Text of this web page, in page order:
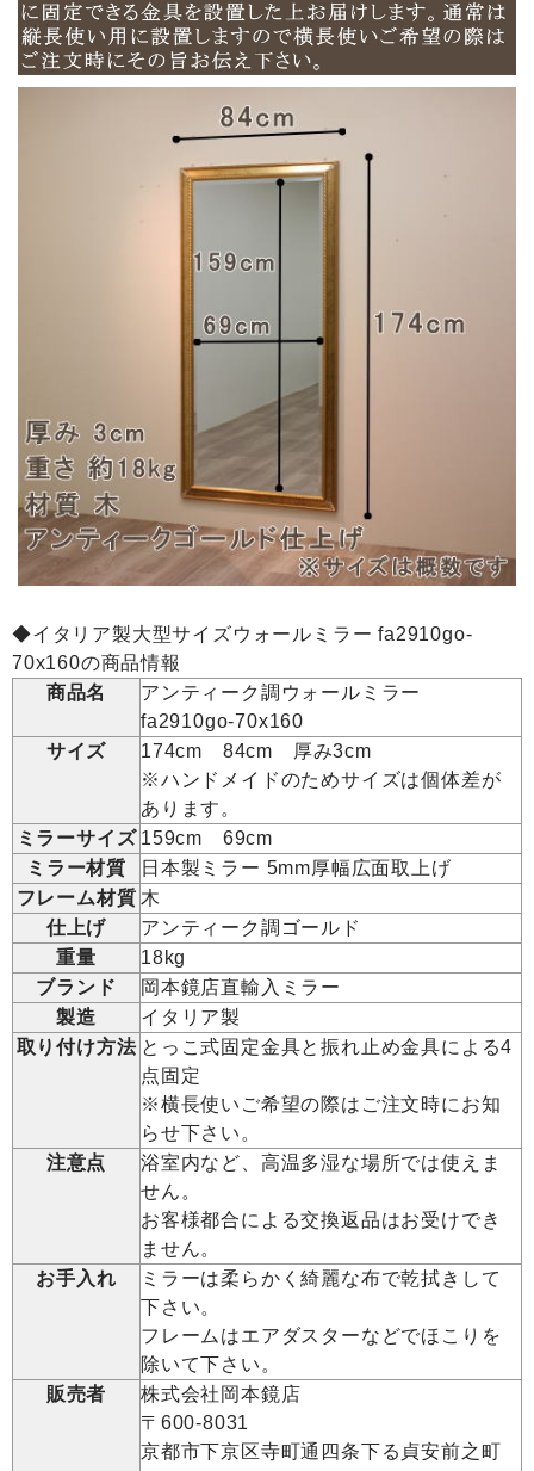
◆イタリア製大型サイズウォールミラー fa2910go-
70x160の商品情報
商品名
アンティーク調ウォールミラー
fa2910go-70x160
サイズ
174cm 84cm 厚み3cm
※ハンドメイドのためサイズは個体差が
あります。
ミラーサイズ 159cm 69cm
ミラー材質
日本製ミラー 5mm厚幅広面取上げ
フレーム材質 木
仕上げ
アンティーク調ゴールド
重量
18kg
ブランド
岡本鏡店直輸入ミラー
製造
イタリア製
取り付け方法 とっこ式固定金具と振れ止め金具による4
点固定
※横長使いご希望の際はご注文時にお知
らせ下さい。
注意点
浴室内など、高温多湿な場所では使えま
せん。
お客様都合による交換返品はお受けでき
ません。
お手入れ
ミラーは柔らかく綺麗な布で乾拭きして
下さい。
フレームはエアダスターなどでほこりを
除いて下さい。
販売者
株式会社岡本鏡店
〒600-8031
京都市下京区寺町通四条下る貞安前之町